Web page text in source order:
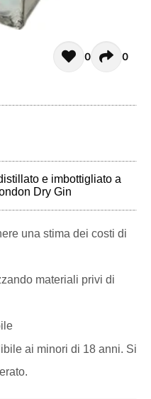
non ci sono commenti.
0 0
e imbottigliato a
Dry Gin
una stima dei costi di
materiali privi di
ai minori di 18 anni. Si